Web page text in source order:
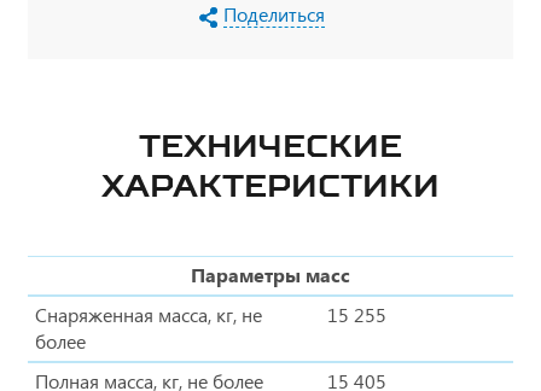
Поделиться
ТЕХНИЧЕСКИЕ
ХАРАКТЕРИСТИКИ
Параметры масс
Снаряженная масса, кг, не
более
15 255
Полная масса, кг, не более
15 405